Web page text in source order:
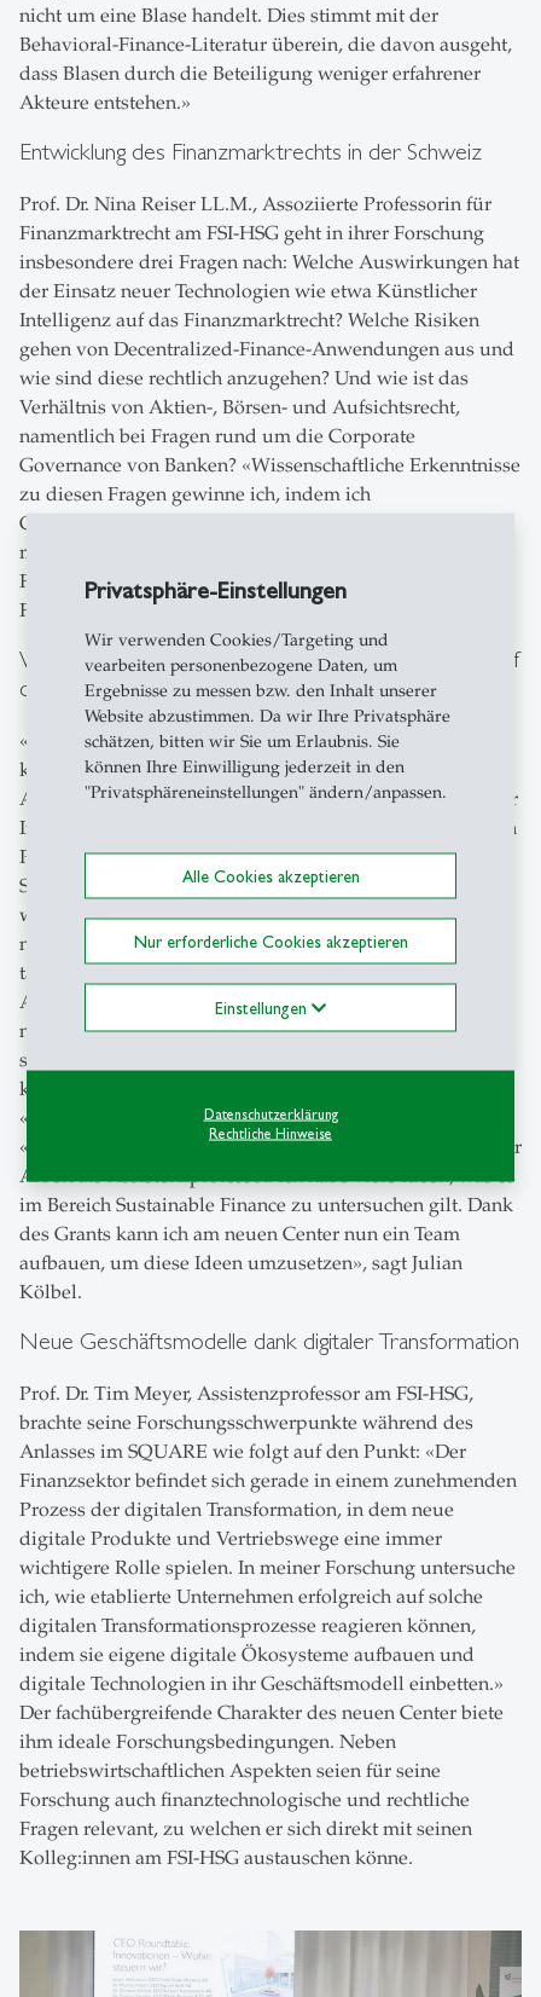
Privatsphäre-Einstellungen
Wir verwenden Cookies/Targeting und
vearbeiten personenbezogene Daten, um
Ergebnisse zu messen bzw. den Inhalt unserer
Website abzustimmen. Da wir Ihre Privatsphäre
schätzen, bitten wir Sie um Erlaubnis. Sie
können Ihre Einwilligung jederzeit in den
"Privatsphäreneinstellungen" ändern/anpassen.
Alle Cookies akzeptieren
Nur erforderliche Cookies akzeptieren
Einstellungen
Datenschutzerklärung
Rechtliche Hinweise
nicht um eine Blase handelt. Dies stimmt mit der
Behavioral-Finance-Literatur überein, die davon ausgeht,
dass Blasen durch die Beteiligung weniger erfahrener
Akteure entstehen.»
Entwicklung des Finanzmarktrechts in der Schweiz
Prof. Dr. Nina Reiser LL.M., Assoziierte Professorin für
Finanzmarktrecht am FSI-HSG geht in ihrer Forschung
insbesondere drei Fragen nach: Welche Auswirkungen hat
der Einsatz neuer Technologien wie etwa Künstlicher
Intelligenz auf das Finanzmarktrecht? Welche Risiken
gehen von Decentralized-Finance-Anwendungen aus und
wie sind diese rechtlich anzugehen? Und wie ist das
Verhältnis von Aktien-, Börsen- und Aufsichtsrecht,
namentlich bei Fragen rund um die Corporate
Governance von Banken? «Wissenschaftliche Erkenntnisse
zu diesen Fragen gewinne ich, indem ich
Grundlagenforschung mit praktischen Erkenntnissen aus
meiner mehrjährigen Tätigkeit bei der Eidgenössischen
Finanzmarktaufsicht FINMA kombiniere», erklärte die
Forscherin während der Eröffnungsfeier.
Wie sich nachhaltige Investitionen und ESG-Ratings auf
die Realwirtschaft auswirken
«Jeder Dollar, der nachhaltig investiert wird, soll die Welt
künftig wirklich besser machen», erklärte HSG-
Assistenzprofessor Julian Kölbel das Ziel seines «Investor
Impact Lab» am FSI-HSG. Der Wissenschaftler hat für sein
Projekt zum Thema «Nachhaltiges Investieren» einen
SNSF Starting Grant eingeworben. Er will eine
wissenschaftliche Grundlage dafür schaffen, dass
nachhaltige Investitionen ihr grosses Versprechen
tatsächlich einlösen können. Das Projekt ist in drei
Arbeitsbereiche gegliedert, die sich auf die Präferenzen
nachhaltiger Investoren, ESG-Ratings und -Messungen
sowie die Auswirkungen auf die Realwirtschaft
konzentrieren. Julian Kölbel freut sich über die
«Traumkombination» Grant und Professur am FSI-HSG:
«Der Starting Grant des SNSF gibt mir Anschub bei meiner
Arbeit als Assistenzprofessor. Ich habe viele Ideen, was es
im Bereich Sustainable Finance zu untersuchen gilt. Dank
des Grants kann ich am neuen Center nun ein Team
aufbauen, um diese Ideen umzusetzen», sagt Julian
Kölbel.
Neue Geschäftsmodelle dank digitaler Transformation
Prof. Dr. Tim Meyer, Assistenzprofessor am FSI-HSG,
brachte seine Forschungsschwerpunkte während des
Anlasses im SQUARE wie folgt auf den Punkt: «Der
Finanzsektor befindet sich gerade in einem zunehmenden
Prozess der digitalen Transformation, in dem neue
digitale Produkte und Vertriebswege eine immer
wichtigere Rolle spielen. In meiner Forschung untersuche
ich, wie etablierte Unternehmen erfolgreich auf solche
digitalen Transformationsprozesse reagieren können,
indem sie eigene digitale Ökosysteme aufbauen und
digitale Technologien in ihr Geschäftsmodell einbetten.»
Der fachübergreifende Charakter des neuen Center biete
ihm ideale Forschungsbedingungen. Neben
betriebswirtschaftlichen Aspekten seien für seine
Forschung auch finanztechnologische und rechtliche
Fragen relevant, zu welchen er sich direkt mit seinen
Kolleg:innen am FSI-HSG austauschen könne.